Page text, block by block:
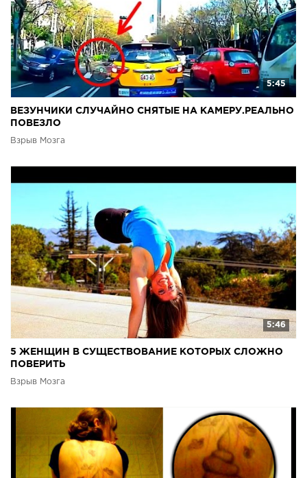
5:45
ВЕЗУНЧИКИ СЛУЧАЙНО СНЯТЫЕ НА КАМЕРУ.РЕАЛЬНО
ПОВЕЗЛО
Взрыв Мозга
5:46
5 ЖЕНЩИН В СУЩЕСТВОВАНИЕ КОТОРЫХ СЛОЖНО
ПОВЕРИТЬ
Взрыв Мозга